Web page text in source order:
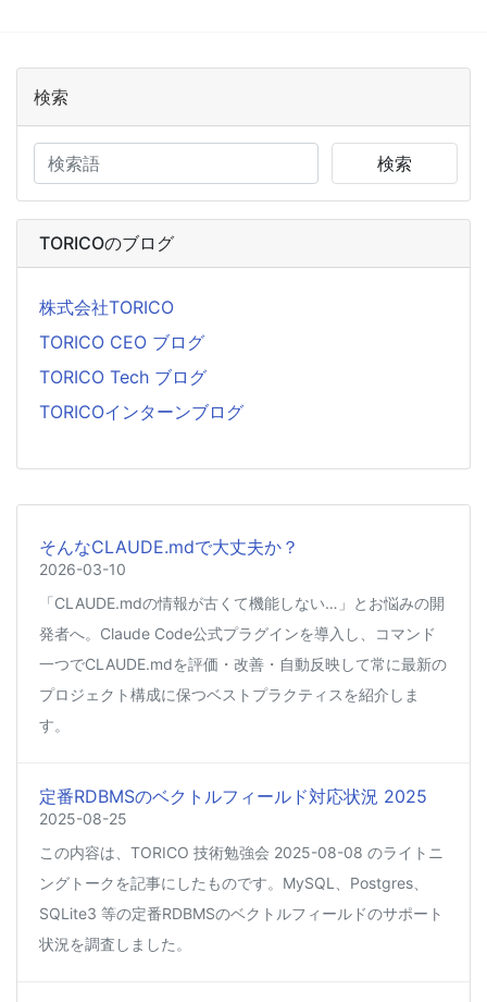
検索
検索
TORICOのブログ
株式会社TORICO
TORICO CEO ブログ
TORICO Tech ブログ
TORICOインターンブログ
そんなCLAUDE.mdで大丈夫か？
2026-03-10
「CLAUDE.mdの情報が古くて機能しない…」とお悩みの開
発者へ。Claude Code公式プラグインを導入し、コマンド
一つでCLAUDE.mdを評価・改善・自動反映して常に最新の
プロジェクト構成に保つベストプラクティスを紹介しま
す。
定番RDBMSのベクトルフィールド対応状況 2025
2025-08-25
この内容は、TORICO 技術勉強会 2025-08-08 のライトニ
ングトークを記事にしたものです。MySQL、Postgres、
SQLite3 等の定番RDBMSのベクトルフィールドのサポート
状況を調査しました。